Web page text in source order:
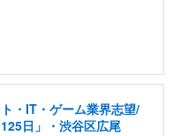
・IT・ゲーム業界志望/
日」・渋谷区広尾